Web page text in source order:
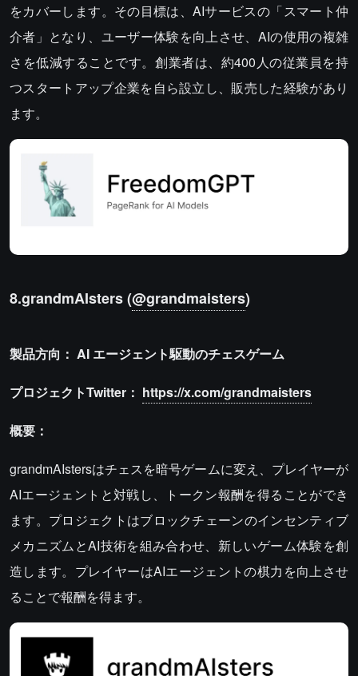
をカバーします。その目標は、AIサービスの「スマート仲
介者」となり、ユーザー体験を向上させ、AIの使用の複雑
さを低減することです。創業者は、約400人の従業員を持
つスタートアップ企業を自ら設立し、販売した経験があり
ます。
8.grandmAIsters (@grandmaisters)
製品方向： AI エージェント駆動のチェスゲーム
プロジェクトTwitter： https://x.com/grandmaisters
概要：
grandmAIstersはチェスを暗号ゲームに変え、プレイヤーが
AIエージェントと対戦し、トークン報酬を得ることができ
ます。プロジェクトはブロックチェーンのインセンティブ
メカニズムとAI技術を組み合わせ、新しいゲーム体験を創
造します。プレイヤーはAIエージェントの棋力を向上させ
ることで報酬を得ます。